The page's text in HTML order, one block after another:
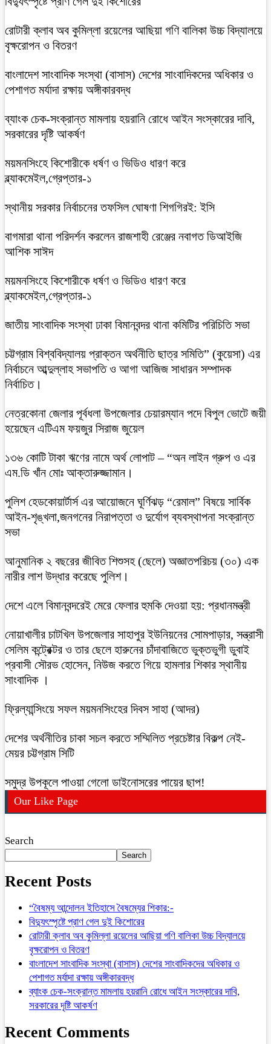
রোটারী ক্লাব অব কুমিল্লা রয়েলের আছিয়া গণি বালিকা উচ্চ বিদ্যালয়ে
বৃক্ষরোপন ও বিতরণ
বাংলাদেশ সাংবাদিক সংস্থা (বাসাস) দেশের সাংবাদিকদের অধিকার ও
পেশাগত মর্যাদা রক্ষায় অঙ্গীকারবদ্ধ
ব্যাংক চেক-সংক্রান্ত মামলায় হয়রানি রোধে আইন সংস্কারের দাবি,
সরকারের দৃষ্টি আকর্ষণ
ময়মনসিংহে কিশোরীকে ধর্ষণ ও ভিডিও ধারণ করে
ব্ল্যাকমেইল,গ্রেপ্তার-১
স্থানীয় সরকার নির্বাচনের তফসিল ঘোষণা শিগগিরই: ইসি
বাগমারা থানা পরিদর্শন করলেন রাজশাহী রেঞ্জের নবাগত ডিআইজি
আশিক সাঈদ
ময়মনসিংহে কিশোরীকে ধর্ষণ ও ভিডিও ধারণ করে
ব্ল্যাকমেইল,গ্রেপ্তার-১
জাতীয় সাংবাদিক সংস্থা ঢাকা বিমানবন্দর থানা কমিটির পরিচিতি সভা
চট্টগ্রাম বিশ্ববিদ্যালয় প্রাক্তন অর্থনীতি ছাত্র সমিতি” (কুয়েসা) এর
নির্বাচনে আব্দুল্লাহ সভাপতি ও আগা আজিজ সাধারন সম্পাদক
নির্বাচিত।
নেত্রকোনা জেলার পূর্বধলা উপজেলার চেয়ারম্যান পদে বিপুল ভোটে জয়ী
হয়েছেন এটিএম ফয়জুর সিরাজ জুয়েল
১৩৬ কোটি টাকা ঋণের নামে অর্থ লোপাট – “অন লাইন গ্রুপ ও এর
এম.ডি খাঁন মোঃ আক্তারুজ্জামান।
পুলিশ হেডকোয়ার্টার্স এর আয়োজনে ঘূর্ণিঝড় “রেমাল” বিষয়ে সার্বিক
আইন-শৃঙ্খলা,জনগনের নিরাপত্তা ও দুর্যোগ ব্যবস্থাপনা সংক্রান্ত
সভা
আনুমানিক ২ বছরের জীবিত শিশুসহ (ছেলে) অজ্ঞাতপরিচয় (৩০) এক
নারীর লাশ উদ্ধার করেছে পুলিশ।
দেশে এলে বিমানবন্দরেই মেরে ফেলার হুমকি দেওয়া হয়: প্রধানমন্ত্রী
নোয়াখালীর চাটখিল উপজেলার সাহাপুর ইউনিয়নের সোমপাড়ার, সন্ত্রাসী
সেলিম কন্ট্রেক্টর ও তার ছেলে হারুনের চাঁদাবাজিতে ভুক্তভুগী ডুবাই
প্রবাসী সৌরভ হোসেন, নিউজ করতে গিয়ে হামলার শিকার স্থানীয়
সাংবাদিক ।
ফ্রিল্যান্সিংয়ে সফল ময়মনসিংহের দিবস সাহা (আদর)
দেশের অর্থনীতির চাকা সচল করতে সম্মিলিত প্রচেষ্টার বিকল্প নেই-
মেয়র চট্টগ্রাম সিটি
সমুদ্র উপকূলে পাওয়া গেলো ডাইনোসরের পায়ের ছাপ!
Our Like Page
Search
Search
Recent Posts
“বৈষম্য আন্দোলন ইতিহাসে বৈষম্যের শিকার:-
বিদ্যুৎস্পৃষ্টে প্রাণ গেল দুই কিশোরের
রোটারী ক্লাব অব কুমিল্লা রয়েলের আছিয়া গণি বালিকা উচ্চ বিদ্যালয়ে
বৃক্ষরোপন ও বিতরণ
বাংলাদেশ সাংবাদিক সংস্থা (বাসাস) দেশের সাংবাদিকদের অধিকার ও
পেশাগত মর্যাদা রক্ষায় অঙ্গীকারবদ্ধ
ব্যাংক চেক-সংক্রান্ত মামলায় হয়রানি রোধে আইন সংস্কারের দাবি,
সরকারের দৃষ্টি আকর্ষণ
Recent Comments